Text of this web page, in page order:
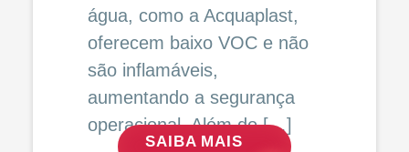
água, como a Acquaplast,
oferecem baixo VOC e não
são inflamáveis,
aumentando a segurança
operacional. Além do […]
SAIBA MAIS